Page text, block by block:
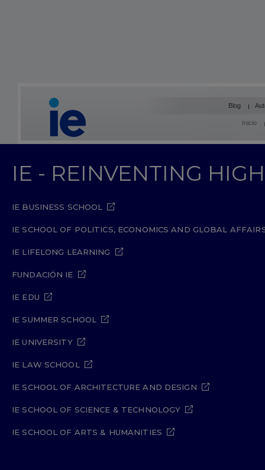
Blog
Inicio
IE - REINVENTING
IE BUSINESS SCHOOL
IE SCHOOL OF POLITICS, ECONOMICS AND GLOBAL
IE LIFELONG LEARNING
FUNDACIÓN IE
IE EDU
IE SUMMER SCHOOL
IE UNIVERSITY
IE LAW SCHOOL
IE SCHOOL OF ARCHITECTURE AND DESIGN
IE SCHOOL OF SCIENCE & TECHNOLOGY
IE SCHOOL OF ARTS & HUMANITIES